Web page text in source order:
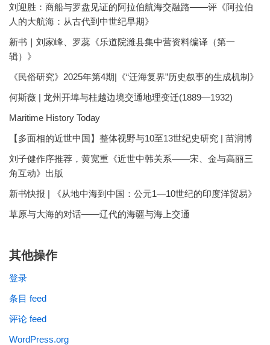
刘迎胜：商船与罗盘见证的阿拉伯航海交融路——评《阿拉伯
人的大航海：从古代到中世纪早期》
新书｜刘家峰、罗蕊《乐道院潍县集中营资料编译（第一
辑）》
《民俗研究》2025年第4期|《“迁海复界”历史叙事的生成机制》
何斯薇 | 龙州开埠与桂越边境交通地理变迁(1889—1932)
Maritime History Today
【多面相的近世中国】整体视野与10至13世纪史研究 | 苗润博
刘子健作序推荐，黄宽重《近世中韩关系——宋、金与高丽三
角互动》出版
新书快报 | 《从地中海到中国：公元1—10世纪的印度洋贸易》
草原与大海的对话——辽代的海疆与海上交通
其他操作
登录
条目 feed
评论 feed
WordPress.org